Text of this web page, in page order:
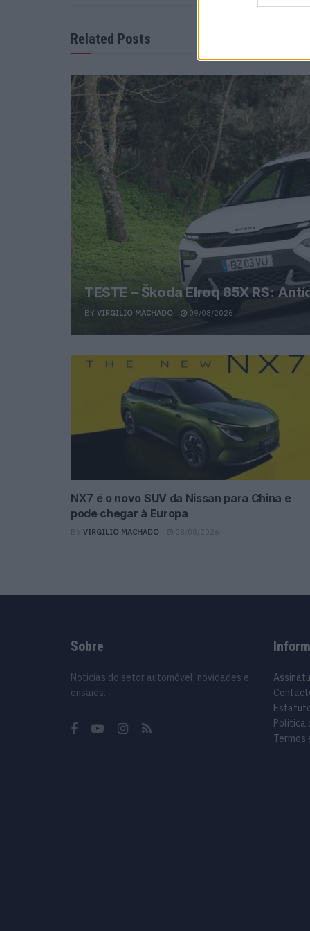
Related Posts
TESTE – Škoda Elroq 85X RS:
BY VIRGILIO MACHADO 09/08/2026
NX7 é o novo SUV da Nissan para China e
pode chegar à Europa
BY VIRGILIO MACHADO
Sobre
Noticias do setor automóvel, novidades e
ensaios.
Política
Termos